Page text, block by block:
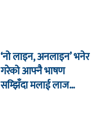
‘नो लाइन, अनलाइन’ भनेर
गरेको आफ्नै भाषण
सम्झिँदा मलाई लाज